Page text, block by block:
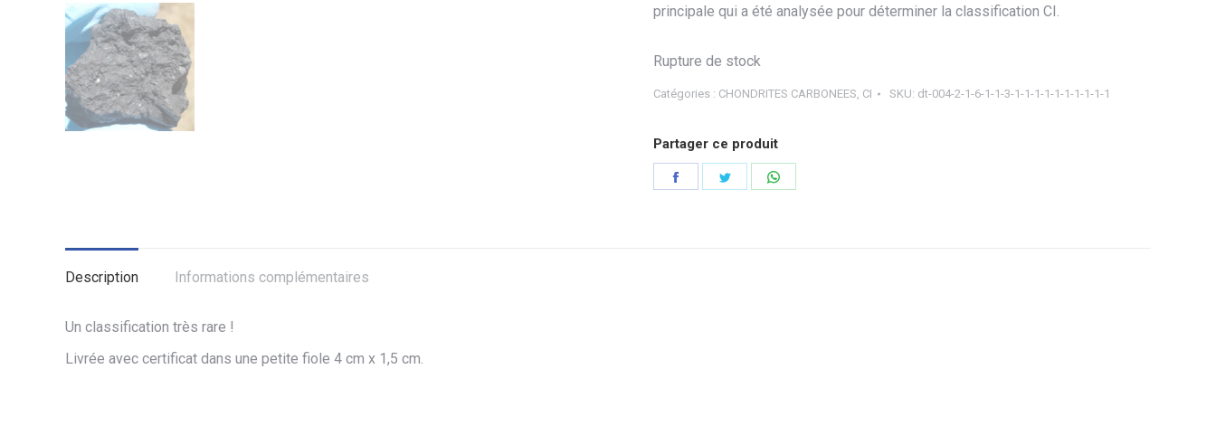
principale qui a été analysée pour déterminer la classification CI.
Rupture de stock
Catégories : CHONDRITES CARBONEES, CI SKU: dt-004-2-1-6-1-1-3-1-1-1-1-1-1-1-1-1-1
Partager ce produit
Partager Partager
Description Informations complémentaires
Un classification très rare !
Livrée avec certificat dans une petite fiole 4 cm x 1,5 cm.